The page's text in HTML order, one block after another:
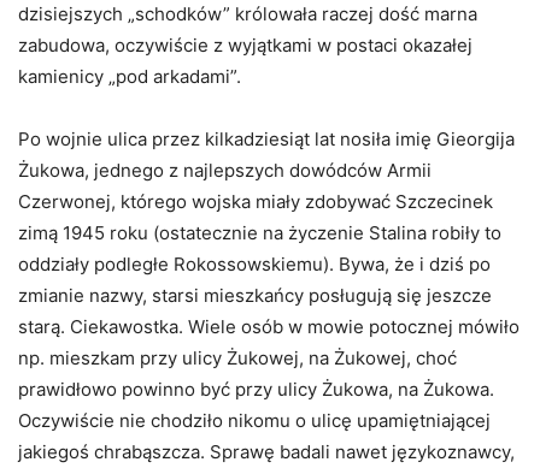
dzisiejszych „schodków” królowała raczej dość marna
zabudowa, oczywiście z wyjątkami w postaci okazałej
kamienicy „pod arkadami”.
Po wojnie ulica przez kilkadziesiąt lat nosiła imię Gieorgija
Żukowa, jednego z najlepszych dowódców Armii
Czerwonej, którego wojska miały zdobywać Szczecinek
zimą 1945 roku (ostatecznie na życzenie Stalina robiły to
oddziały podległe Rokossowskiemu). Bywa, że i dziś po
zmianie nazwy, starsi mieszkańcy posługują się jeszcze
starą. Ciekawostka. Wiele osób w mowie potocznej mówiło
np. mieszkam przy ulicy Żukowej, na Żukowej, choć
prawidłowo powinno być przy ulicy Żukowa, na Żukowa.
Oczywiście nie chodziło nikomu o ulicę upamiętniającej
jakiegoś chrabąszcza. Sprawę badali nawet językoznawcy,